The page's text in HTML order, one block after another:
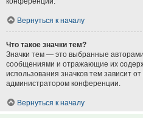
Вернуться к началу
Что такое значки тем?
Значки тем — это выбранные
сообщениями и отражающие их
использования значков тем зависит
администратором конференции.
Вернуться к началу